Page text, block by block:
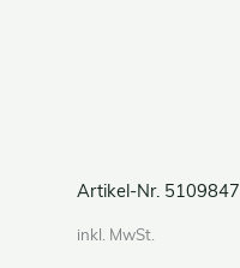
Artikel-Nr. 5109847
inkl. MwSt.